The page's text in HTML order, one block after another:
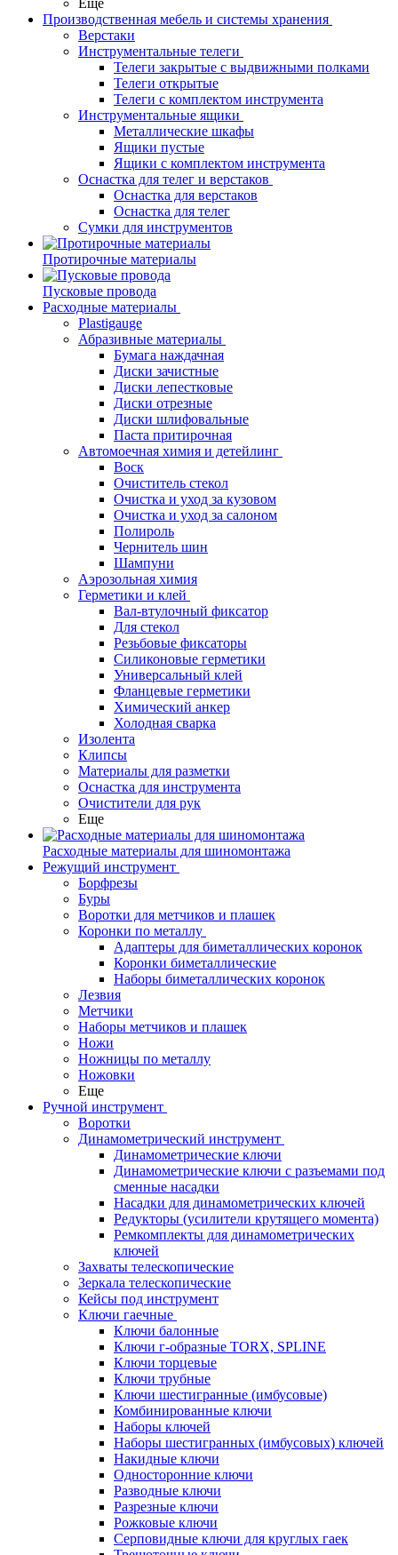
Еще
Производственная мебель и системы хранения
Верстаки
Инструментальные телеги
Телеги закрытые с выдвижными полками
Телеги открытые
Телеги с комплектом инструмента
Инструментальные ящики
Металлические шкафы
Ящики пустые
Ящики с комплектом инструмента
Оснастка для телег и верстаков
Оснастка для верстаков
Оснастка для телег
Сумки для инструментов
Протирочные материалы
Пусковые провода
Расходные материалы
Plastigauge
Абразивные материалы
Бумага наждачная
Диски зачистные
Диски лепестковые
Диски отрезные
Диски шлифовальные
Паста притирочная
Автомоечная химия и детейлинг
Воск
Очиститель стекол
Очистка и уход за кузовом
Очистка и уход за салоном
Полироль
Чернитель шин
Шампуни
Аэрозольная химия
Герметики и клей
Вал-втулочный фиксатор
Для стекол
Резьбовые фиксаторы
Силиконовые герметики
Универсальный клей
Фланцевые герметики
Химический анкер
Холодная сварка
Изолента
Клипсы
Материалы для разметки
Оснастка для инструмента
Очистители для рук
Еще
Расходные материалы для шиномонтажа
Режущий инструмент
Борфрезы
Буры
Воротки для метчиков и плашек
Коронки по металлу
Адаптеры для биметаллических коронок
Коронки биметаллические
Наборы биметаллических коронок
Лезвия
Метчики
Наборы метчиков и плашек
Ножи
Ножницы по металлу
Ножовки
Еще
Ручной инструмент
Воротки
Динамометрический инструмент
Динамометрические ключи
Динамометрические ключи с разъемами под
сменные насадки
Насадки для динамометрических ключей
Редукторы (усилители крутящего момента)
Ремкомплекты для динамометрических
ключей
Захваты телескопические
Зеркала телескопические
Кейсы под инструмент
Ключи гаечные
Ключи балонные
Ключи г-образные TORX, SPLINE
Ключи торцевые
Ключи трубные
Ключи шестигранные (имбусовые)
Комбинированные ключи
Наборы ключей
Наборы шестигранных (имбусовых) ключей
Накидные ключи
Односторонние ключи
Разводные ключи
Разрезные ключи
Рожковые ключи
Серповидные ключи для круглых гаек